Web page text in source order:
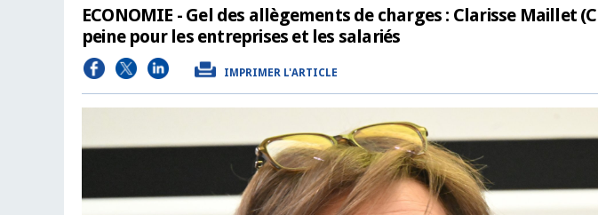
ECONOMIE - Gel des allègements de charges : Clarisse Maillet
peine pour les entreprises et les salariés
IMPRIMER L'ARTICLE